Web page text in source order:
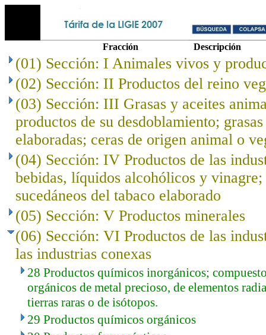
Fracción Descripción
(01) Sección: I Animales vivos y
(02) Sección: II Productos del reino
(03) Sección: III Grasas y aceites
productos de su desdoblamiento;
elaboradas; ceras de origen animal o
(04) Sección: IV Productos de las
bebidas, líquidos alcohólicos y vinagre;
sucedáneos del tabaco elaborado
(05) Sección: V Productos minerales
(06) Sección: VI Productos de las
las industrias conexas
28 Productos químicos inorgánicos;
orgánicos de metal precioso, de elementos
tierras raras o de isótopos.
29 Productos químicos orgánicos